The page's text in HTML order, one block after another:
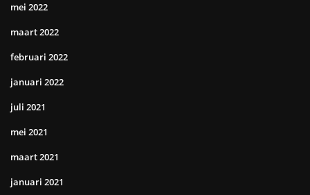
mei 2022
maart 2022
februari 2022
januari 2022
juli 2021
mei 2021
maart 2021
januari 2021